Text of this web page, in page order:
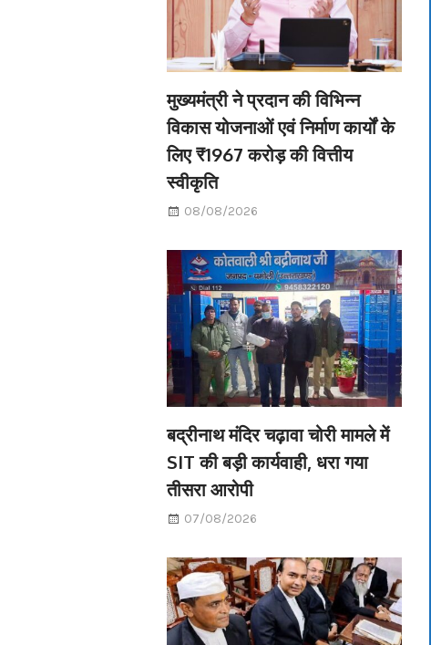
मुख्यमंत्री ने प्रदान की विभिन्न
विकास योजनाओं एवं निर्माण कार्यों के
लिए ₹1967 करोड़ की वित्तीय
स्वीकृति
08/08/2026
बद्रीनाथ मंदिर चढ़ावा चोरी मामले में
SIT की बड़ी कार्यवाही, धरा गया
तीसरा आरोपी
07/08/2026